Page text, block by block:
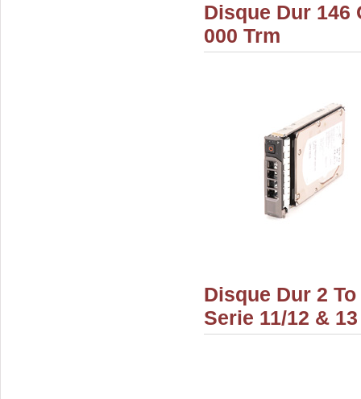
Disque Dur 146
000 Trm
Disque Dur 2
Serie 11/12 & 13